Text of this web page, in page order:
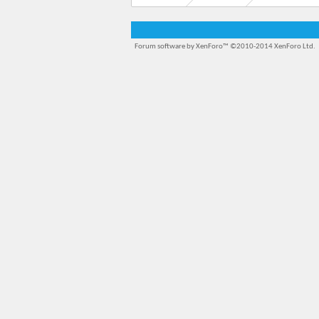
Forum software by XenForo™ ©2010-2014 XenForo Ltd.